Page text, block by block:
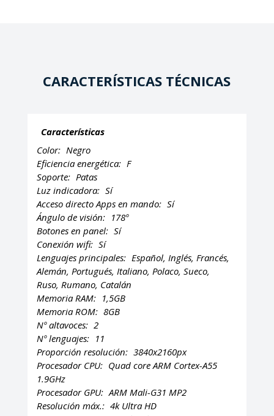
CARACTERÍSTICAS TÉCNICAS
Características
Color: Negro
Eficiencia energética: F
Soporte: Patas
Luz indicadora: Sí
Acceso directo Apps en mando: Sí
Ángulo de visión: 178º
Botones en panel: Sí
Conexión wifi: Sí
Lenguajes principales: Español, Inglés, Francés,
Alemán, Portugués, Italiano, Polaco, Sueco,
Ruso, Rumano, Catalán
Memoria RAM: 1,5GB
Memoria ROM: 8GB
Nº altavoces: 2
Nº lenguajes: 11
Proporción resolución: 3840x2160px
Procesador CPU: Quad core ARM Cortex-A55
1.9GHz
Procesador GPU: ARM Mali-G31 MP2
Resolución máx.: 4k Ultra HD